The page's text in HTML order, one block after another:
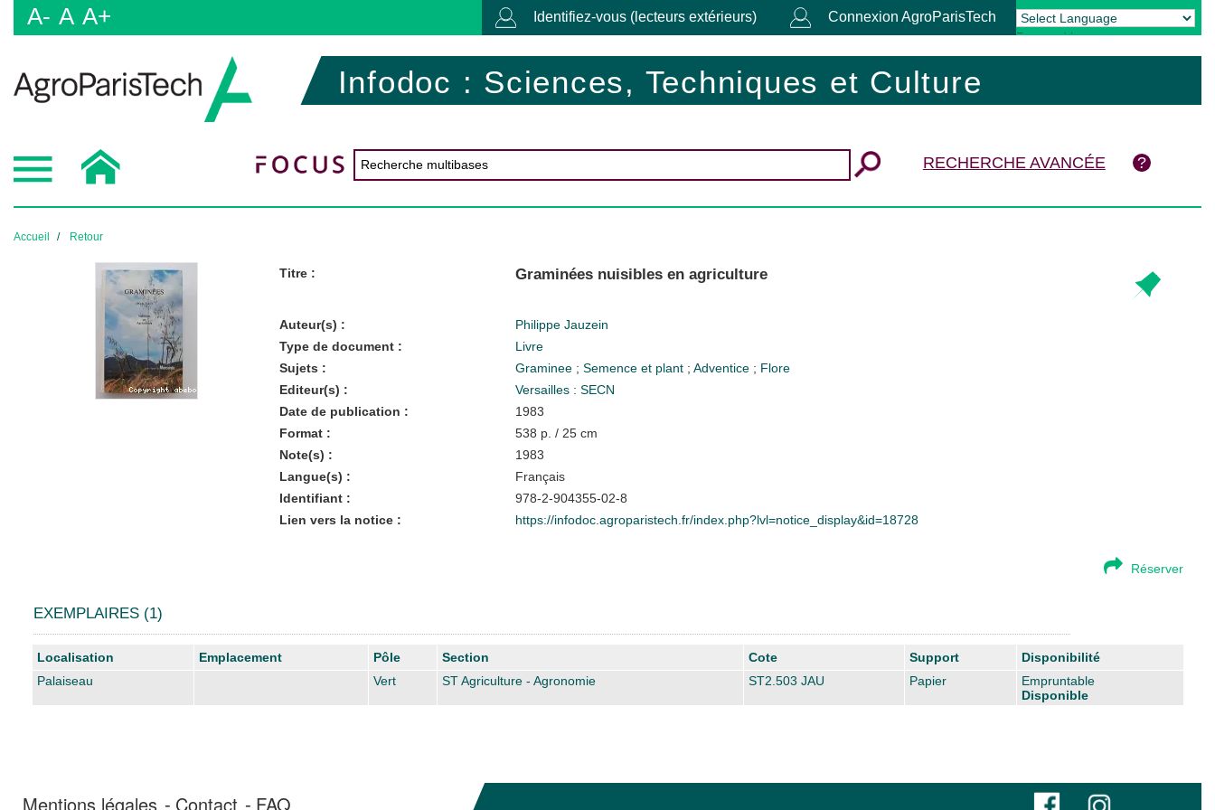
A- A A+ Identifiez-vous (lecteurs extérieurs) Connexion AgroParisTech
Powered by Translate
Infodoc : Sciences, Techniques et Culture
RECHERCHE AVANCÉE
Accueil Retour
Titre : Graminées nuisibles en agriculture
Auteur(s) :
Philippe Jauzein
Type de document :
Livre
Sujets :
Graminee ; Semence et plant ; Adventice ; Flore
Editeur(s) :
Versailles : SECN
Date de publication :
1983
Format :
538 p. / 25 cm
Note(s) :
1983
Langue(s) :
Français
Identifiant :
978-2-904355-02-8
Lien vers la notice :
https://infodoc.agroparistech.fr/index.php?lvl=notice_display&id=18728
Réserver
EXEMPLAIRES (1)
Liste des exemplaires
Localisation Emplacement Pôle Section Cote Support
Disponibilité
Palaiseau
Vert ST Agriculture - Agronomie ST2.503 JAU Papier
Empruntable
Disponible
Mentions légales Contact FAQ